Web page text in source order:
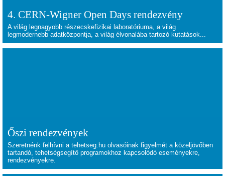
4. CERN-Wigner Open Days rendezvény
A világ legnagyobb részecskefizikai laboratóriuma, a világ
legmodernebb adatközpontja, a világ élvonalába tartozó kutatások...
Őszi rendezvények
Szeretnénk felhívni a tehetseg.hu olvasóinak figyelmét a közeljövőben
tartandó, tehetségsegítő programokhoz kapcsolódó eseményekre,
rendezvényekre.